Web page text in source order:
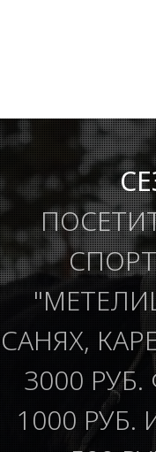
САНЯХ,
3000
1000